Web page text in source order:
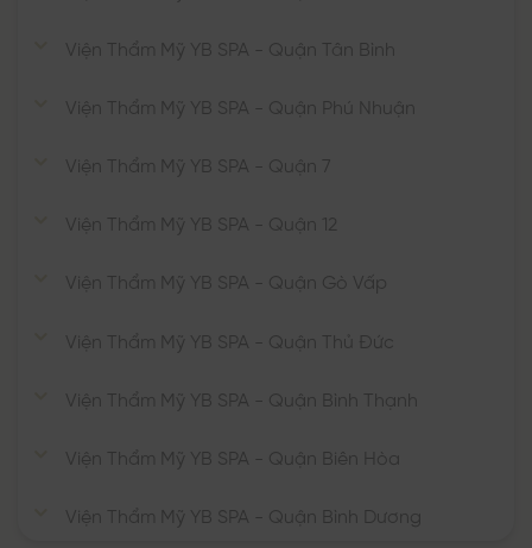
Viện Thẩm Mỹ YB SPA - Quận Tân Bình
Viện Thẩm Mỹ YB SPA - Quận Phú Nhuận
Viện Thẩm Mỹ YB SPA - Quận 7
Viện Thẩm Mỹ YB SPA - Quận 12
Viện Thẩm Mỹ YB SPA - Quận Gò Vấp
Viện Thẩm Mỹ YB SPA - Quận Thủ Đức
Viện Thẩm Mỹ YB SPA - Quận Bình Thạnh
Viện Thẩm Mỹ YB SPA - Quận Biên Hòa
Viện Thẩm Mỹ YB SPA - Quận Bình Dương